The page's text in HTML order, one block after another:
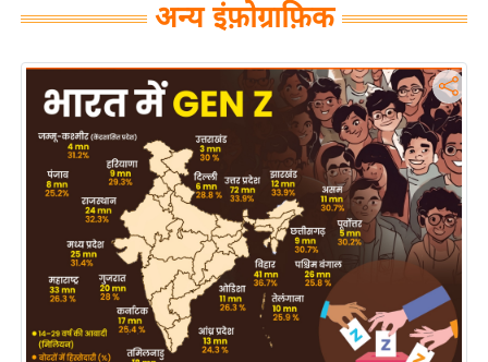
ग
वि
खे
अन्य इंफ़ोग्राफ़िक